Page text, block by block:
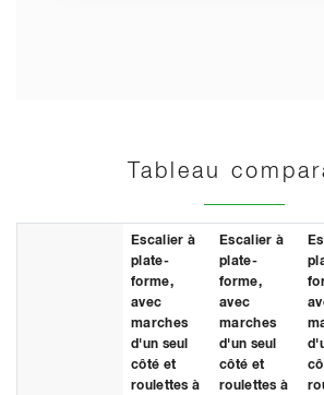
Tableau
Escalier à
plate-
forme,
avec
marches
d'un seul
côté et
roulettes à
Escalier à
plate-
forme,
avec
marches
d'un seul
côté et
roulettes à